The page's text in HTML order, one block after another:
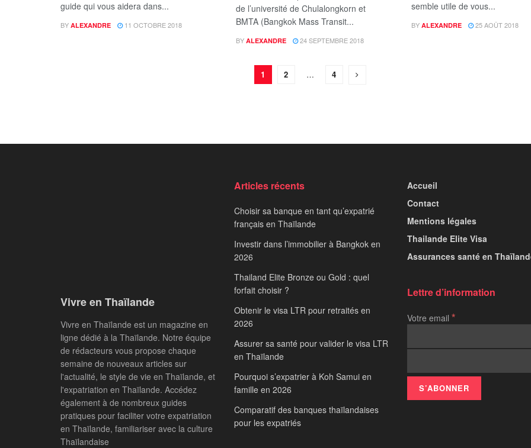
guide qui vous aidera dans...
BY ALEXANDRE 11 OCTOBRE 2018
de l’université de Chulalongkorn et
BMTA (Bangkok Mass Transit...
BY ALEXANDRE 24 SEPTEMBRE 2018
semble utile de vous...
BY ALEXANDRE 25 AOÛT 2018
1 2 … 4
Vivre en Thaïlande
Vivre en Thaïlande est un magazine en
ligne dédié à la Thaïlande. Notre équipe
de rédacteurs vous propose chaque
semaine de nouveaux articles sur
l'actualité, le style de vie en Thaïlande, et
l'expatriation en Thaïlande. Accédez
également à de nombreux guides
pratiques pour faciliter votre expatriation
en Thaïlande, familiariser avec la culture
Thaïlandaise
Articles récents
Choisir sa banque en tant qu’expatrié
français en Thaïlande
Investir dans l’immobilier à Bangkok en
2026
Thailand Elite Bronze ou Gold : quel
forfait choisir ?
Obtenir le visa LTR pour retraités en
2026
Assurer sa santé pour valider le visa LTR
en Thaïlande
Pourquoi s’expatrier à Koh Samui en
famille en 2026
Comparatif des banques thaïlandaises
pour les expatriés
Accueil
Contact
Mentions légales
Thailande Elite Visa
Assurances santé en
Lettre d’information
Votre email *